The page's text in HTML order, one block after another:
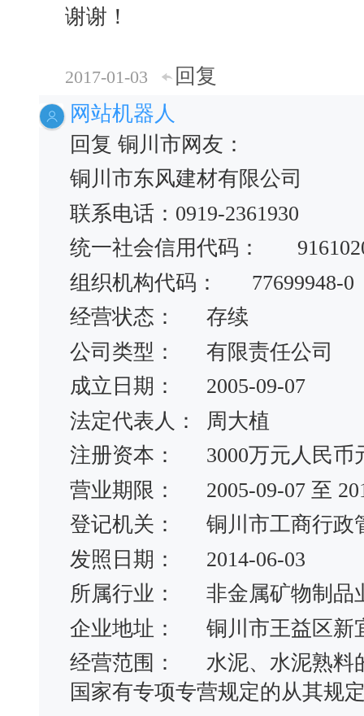
谢谢！
2017-01-03
回复
网站机器人
回复 铜川市网友：
铜川市东风建材有限公司
联系电话：0919-2361930
统一社会信用代码：
组织机构代码：
77699948-0
经营状态：
存续
公司类型：
有限责任公司
成立日期：
2005-09-07
法定代表人：
周大植
注册资本：
3000万元人民币
营业期限：
2005-09-07 至
登记机关：
铜川市工商行政
发照日期：
2014-06-03
所属行业：
非金属矿物制品
企业地址：
铜川市王益区新
经营范围：
水泥、水泥熟料
国家有专项专营规定的从其规